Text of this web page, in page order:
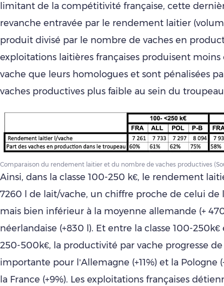
limitant de la compétitivité française, cette
revanche entravée par le rendement laitier
produit divisé par le nombre de vaches en
exploitations laitières françaises produisent moins
vache que leurs homologues et sont pénalisées
vaches productives plus faible au sein du troupeau
Comparaison du rendement laitier et du nombre de vaches productives
Ainsi, dans la classe 100-250 k€, le rendement
7260 l de lait/vache, un chiffre proche de celui de
mais bien inférieur à la moyenne allemande (+
néerlandaise (+830 l). Et entre la classe 100-250k€
250-500k€, la productivité par vache progresse
importante pour l’Allemagne (+11%) et la Pologne
la France (+9%). Les exploitations françaises